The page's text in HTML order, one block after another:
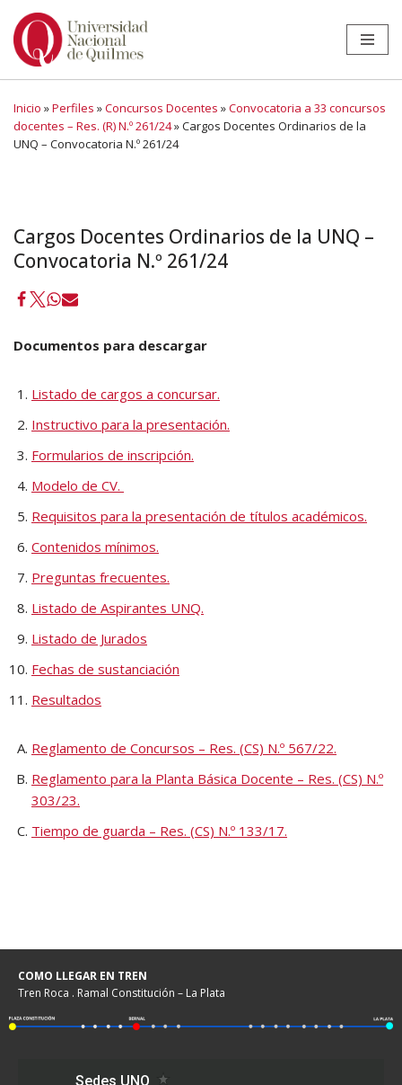
Ir
Inicio »Perfiles »Concursos Docentes »Convocatoria a 33 concursos
docentes – Res. (R) N.º 261/24»Cargos Docentes Ordinarios de la
UNQ – Convocatoria N.º 261/24
Cargos Docentes Ordinarios de la UNQ –
Convocatoria N.º 261/24
Documentos para descargar
Listado de cargos a concursar.
Instructivo para la presentación.
Formularios de inscripción.
Modelo de CV.
Requisitos para la presentación de títulos académicos.
Contenidos mínimos.
Preguntas frecuentes.
Listado de Aspirantes UNQ.
Listado de Jurados
Fechas de sustanciación
Resultados
Reglamento de Concursos – Res. (CS) N.º 567/22.
Reglamento para la Planta Básica Docente – Res. (CS) N.º
303/23.
Tiempo de guarda – Res. (CS) N.º 133/17.
COMO LLEGAR EN TREN
Tren Roca . Ramal Constitución – La Plata